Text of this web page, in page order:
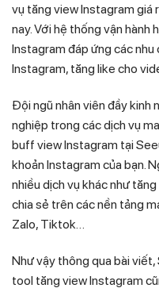
vụ tăng view Instagram giá
nay. Với hệ thống vận
Instagram đáp ứng các
Instagram, tăng like cho
Đội ngũ nhân viên đầy kinh
nghiệp trong các dịch vụ
buff view Instagram tại
khoản Instagram của bạn.
nhiều dịch vụ khác như
chia sẻ trên các nền tảng
Zalo, Tiktok…
Như vậy thông qua bài
tool tăng view Instagram